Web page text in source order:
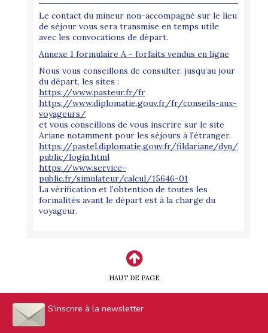
Le contact du mineur non-accompagné sur le lieu
de séjour vous sera transmise en temps utile
avec les convocations de départ.
Annexe 1 formulaire A - forfaits vendus en ligne
Nous vous conseillons de consulter, jusqu’au jour
du départ, les sites :
https://www.pasteur.fr/fr
https://www.diplomatie.gouv.fr/fr/conseils-aux-
voyageurs/
et vous conseillons de vous inscrire sur le site
Ariane notamment pour les séjours à l'étranger.
https://pastel.diplomatie.gouv.fr/fildariane/dyn/
public/login.html
https://www.service-
public.fr/simulateur/calcul/15646-01
La vérification et l’obtention de toutes les
formalités avant le départ est à la charge du
voyageur.
HAUT DE PAGE
S'inscrire à la newsletter